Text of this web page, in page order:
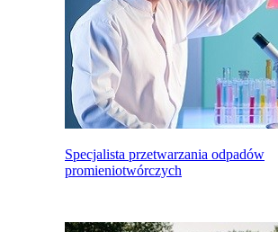
Specjalista przetwarzania odpadów
promieniotwórczych